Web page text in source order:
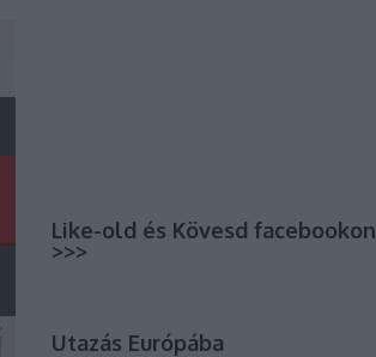
Like-old és Kövesd facebookon
>>>
Utazás Európába